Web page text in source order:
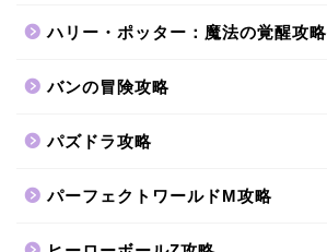
ハリー・ポッター：魔法の覚醒攻略
バンの冒険攻略
パズドラ攻略
パーフェクトワールドM攻略